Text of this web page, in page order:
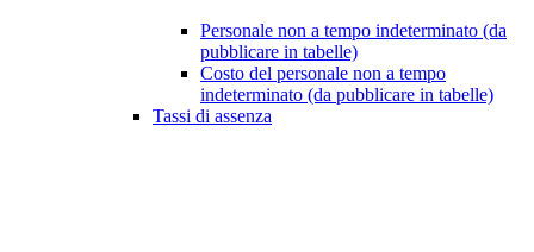
Personale non a tempo indeterminato (da
pubblicare in tabelle)
Costo del personale non a tempo
indeterminato (da pubblicare in tabelle)
Tassi di assenza